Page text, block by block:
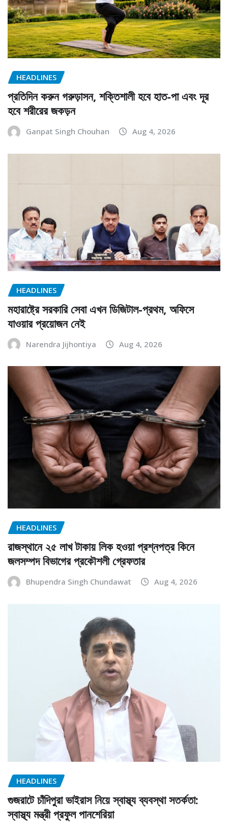
HEADLINES
প্রতিদিন করুন গরুড়াসন, শক্তিশালী হবে হাত-পা এবং দূর
হবে শরীরের জকড়ন
Ganpat Singh Chouhan Aug 4, 2026
HEADLINES
মহারাষ্ট্রে সরকারি সেবা এখন ডিজিটাল-প্রথম, অফিসে
যাওয়ার প্রয়োজন নেই
Narendra Jijhontiya Aug 4, 2026
HEADLINES
রাজস্থানে ২৫ লাখ টাকায় লিক হওয়া প্রশ্নপত্র কিনে
জলসম্পদ বিভাগের প্রকৌশলী গ্রেফতার
Bhupendra Singh Chundawat Aug 4, 2026
HEADLINES
গুজরাটে চাঁদিপুরা ভাইরাস নিয়ে স্বাস্থ্য ব্যবস্থা সতর্কতা:
স্বাস্থ্য মন্ত্রী প্রফুল পানশেরিয়া